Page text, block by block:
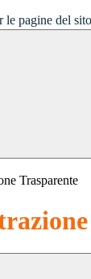
le pagine del sito
Trasparente